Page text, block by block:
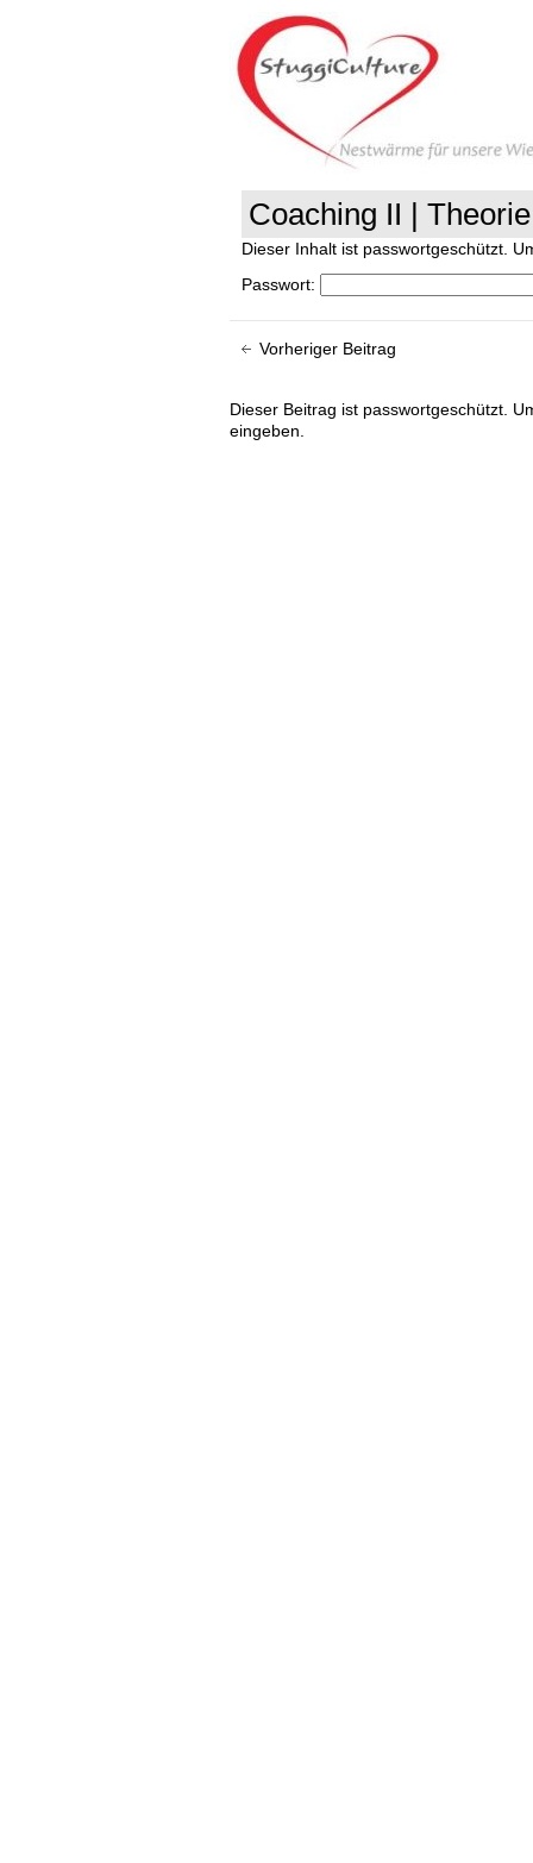
Coaching II | Theorie
Dieser Inhalt ist passwortgeschützt.
Passwort:
Vorheriger Beitrag
Dieser Beitrag ist passwortgeschützt.
eingeben.